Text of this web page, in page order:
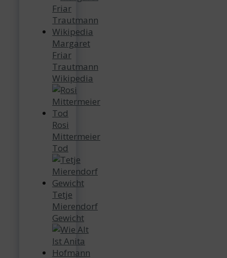
Margaret
Friar
Trautmann
Wikipedia
Rosi
Mittermeier
Tod
Tetje
Mierendorf
Gewicht